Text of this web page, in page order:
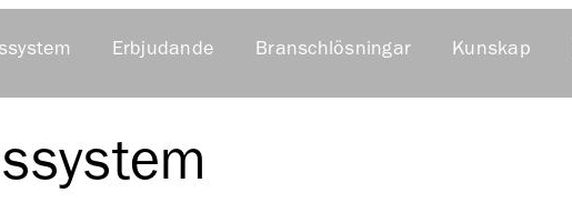
Erbjudande Branschlösningar Kunskap